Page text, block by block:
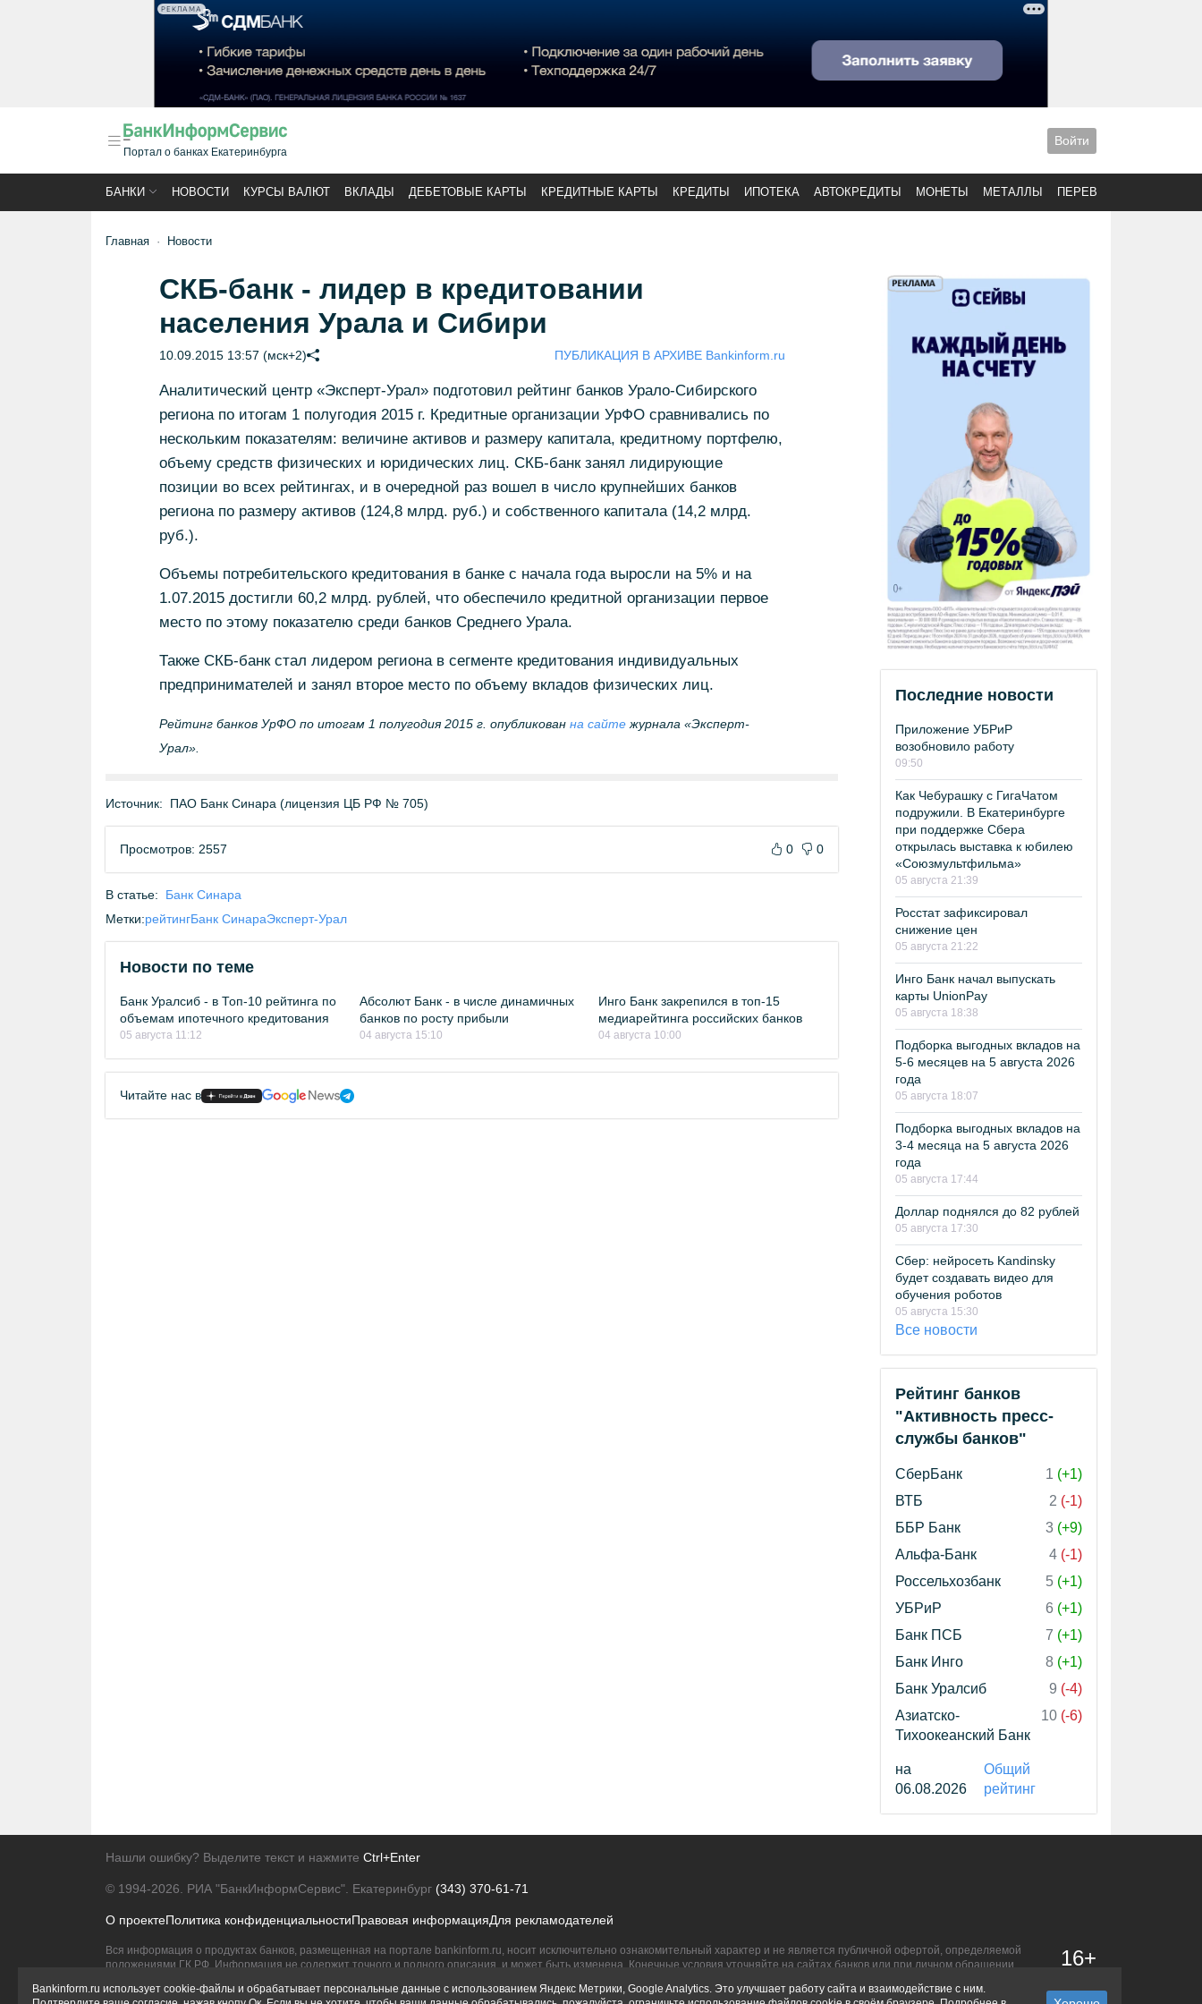
РЕКЛАМА
Портал о банках Екатеринбурга
Войти
БАНКИ НОВОСТИ КУРСЫ ВАЛЮТ ВКЛАДЫ ДЕБЕТОВЫЕ КАРТЫ КРЕДИТНЫЕ КАРТЫ КРЕДИТЫ ИПОТЕКА АВТОКРЕДИТЫ МОНЕТЫ МЕТАЛЛЫ ПЕРЕВОДЫ
Главная Новости
СКБ-банк - лидер в кредитовании
населения Урала и Сибири
10.09.2015 13:57 (мск+2) ПУБЛИКАЦИЯ В АРХИВЕ Bankinform.ru
Аналитический центр «Эксперт-Урал» подготовил рейтинг банков Урало-Сибирского
региона по итогам 1 полугодия 2015 г. Кредитные организации УрФО сравнивались по
нескольким показателям: величине активов и размеру капитала, кредитному портфелю,
объему средств физических и юридических лиц. СКБ-банк занял лидирующие
позиции во всех рейтингах, и в очередной раз вошел в число крупнейших банков
региона по размеру активов (124,8 млрд. руб.) и собственного капитала (14,2 млрд.
руб.).
Объемы потребительского кредитования в банке с начала года выросли на 5% и на
1.07.2015 достигли 60,2 млрд. рублей, что обеспечило кредитной организации первое
место по этому показателю среди банков Среднего Урала.
Также СКБ-банк стал лидером региона в сегменте кредитования индивидуальных
предпринимателей и занял второе место по объему вкладов физических лиц.
Рейтинг банков УрФО по итогам 1 полугодия 2015 г. опубликован на сайтежурнала «Эксперт-
Урал».
Источник: ПАО Банк Синара (лицензия ЦБ РФ № 705)
Просмотров: 2557 0 0
В статье:
Банк Синара
Метки:рейтингБанк СинараЭксперт-Урал
Новости по теме
Банк Уралсиб - в Топ-10 рейтинга по
объемам ипотечного кредитования
05 августа 11:12
Абсолют Банк - в числе динамичных
банков по росту прибыли
04 августа 15:10
Инго Банк закрепился в топ-15
медиарейтинга российских банков
04 августа 10:00
Читайте нас в
Последние новости
Приложение УБРиР
возобновило работу
09:50
Как Чебурашку с ГигаЧатом
подружили. В Екатеринбурге
при поддержке Сбера
открылась выставка к юбилею
«Союзмультфильма»
05 августа 21:39
Росстат зафиксировал
снижение цен
05 августа 21:22
Инго Банк начал выпускать
карты UnionPay
05 августа 18:38
Подборка выгодных вкладов на
5-6 месяцев на 5 августа 2026
года
05 августа 18:07
Подборка выгодных вкладов на
3-4 месяца на 5 августа 2026
года
05 августа 17:44
Доллар поднялся до 82 рублей
05 августа 17:30
Сбер: нейросеть Kandinsky
будет создавать видео для
обучения роботов
05 августа 15:30
Все новости
Рейтинг банков
"Активность пресс-
службы банков"
СберБанк 1 (+1)
ВТБ
2 (-1)
ББР Банк
3 (+9)
Альфа-Банк
4 (-1)
Россельхозбанк
5 (+1)
УБРиР
6 (+1)
Банк ПСБ
7 (+1)
Банк Инго
8 (+1)
Банк Уралсиб
9 (-4)
Азиатско-
Тихоокеанский Банк
10 (-6)
на
06.08.2026
Общий
рейтинг
Нашли ошибку? Выделите текст и нажмите Ctrl+Enter
© 1994-2026. РИА "БанкИнформСервис". Екатеринбург (343) 370-61-71
О проектеПолитика конфиденциальностиПравовая информацияДля рекламодателей
Вся информация о продуктах банков, размещенная на портале bankinform.ru, носит исключительно ознакомительный характер и не является публичной офертой, определяемой
положениями ГК РФ. Информация не содержит точного и полного описания, и может быть изменена. Конечные условия уточняйте на сайтах банков или при личном обращении.
16+
Bankinform.ru использует cookie-файлы и обрабатывает персональные данные с использованием Яндекс Метрики, Google Analytics. Это улучшает работу сайта и взаимодействие с ним.